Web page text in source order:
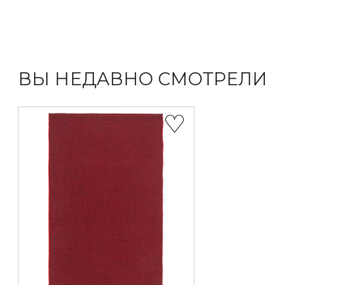
ВЫ НЕДАВНО СМОТРЕЛИ